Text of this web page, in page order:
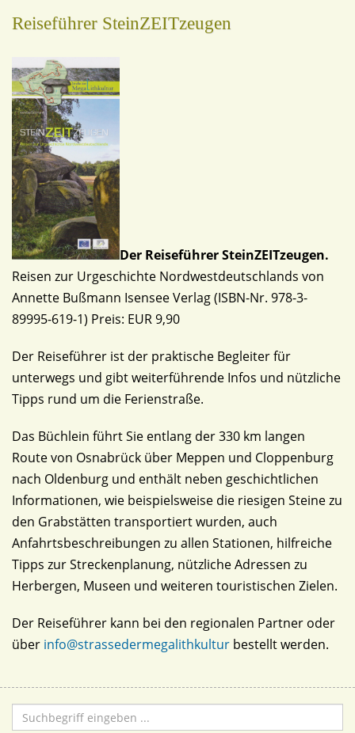
Reiseführer SteinZEITzeugen
Der Reiseführer SteinZEITzeugen.
Reisen zur Urgeschichte Nordwestdeutschlands von
Annette Bußmann Isensee Verlag (ISBN-Nr. 978-3-
89995-619-1) Preis: EUR 9,90
Der Reiseführer ist der praktische Begleiter für
unterwegs und gibt weiterführende Infos und nützliche
Tipps rund um die Ferienstraße.
Das Büchlein führt Sie entlang der 330 km langen
Route von Osnabrück über Meppen und Cloppenburg
nach Oldenburg und enthält neben geschichtlichen
Informationen, wie beispielsweise die riesigen Steine zu
den Grabstätten transportiert wurden, auch
Anfahrtsbeschreibungen zu allen Stationen, hilfreiche
Tipps zur Streckenplanung, nützliche Adressen zu
Herbergen, Museen und weiteren touristischen Zielen.
Der Reiseführer kann bei den regionalen Partner oder
über info@strassedermegalithkultur bestellt werden.
Suchen